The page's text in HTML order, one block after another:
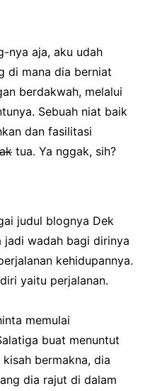
nya aja, aku udah
di mana dia berniat
berdakwah, melalui
Sebuah niat baik
dan fasilitasi
tua. Ya nggak, sih?
judul blognya Dek
jadi wadah bagi dirinya
kehidupannya.
yaitu perjalanan.
memulai
buat menuntut
kisah bermakna, dia
dia rajut di dalam